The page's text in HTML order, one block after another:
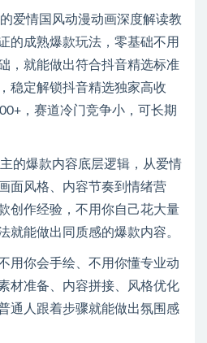
爱情国风动漫动画深度解读教
的成熟爆款玩法，零基础不用
，就能做出符合抖音精选标准
稳定解锁抖音精选独家高收
，赛道冷门竞争小，可长期
的爆款内容底层逻辑，从爱情
面风格、内容节奏到情绪营
创作经验，不用你自己花大量
就能做出同质感的爆款内容。
用你会手绘、不用你懂专业动
材准备、内容拼接、风格优化
通人跟着步骤就能做出氛围感